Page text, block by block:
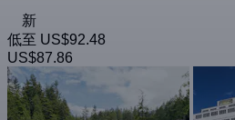
新
低至 US$92.48
US$87.86